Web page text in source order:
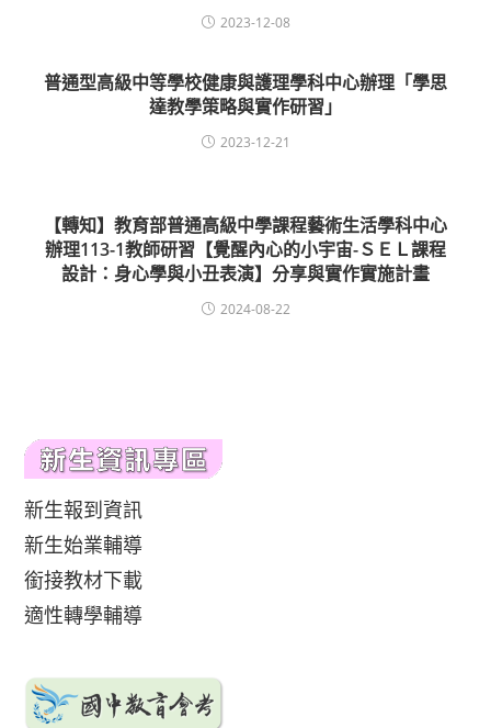
2023-12-08
普通型高級中等學校健康與護理學科中心辦理「學思
達教學策略與實作研習」
2023-12-21
【轉知】教育部普通高級中學課程藝術生活學科中心
辦理113-1教師研習【覺醒內心的小宇宙-ＳＥＬ課程
設計：身心學與小丑表演】分享與實作實施計畫
2024-08-22
新生報到資訊
新生始業輔導
銜接教材下載
適性轉學輔導